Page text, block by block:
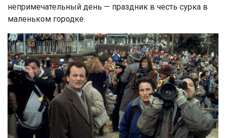
непримечательный день — праздник в честь сурка в
маленьком городке.